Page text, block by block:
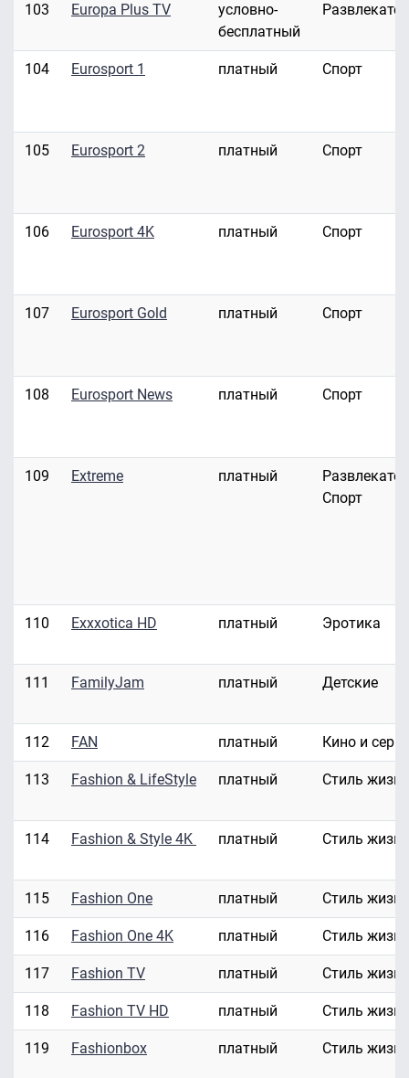
103 Europa Plus TV
условно-
бесплатный
104 Eurosport 1 платный Спорт
105 Eurosport 2 платный Спорт
106 Eurosport 4K платный Спорт
107 Eurosport Gold платный Спорт
108 Eurosport News платный Спорт
109 Extreme платный
Спорт
110 Exxxotica HD платный Эротика
111 FamilyJam платный Детские
112 FAN платный Кино и
113 Fashion & LifeStyle платный Стиль жизни
114 Fashion & Style 4K платный Стиль жизни
115 Fashion One платный Стиль жизни
116 Fashion One 4K платный Стиль жизни
117 Fashion TV платный Стиль жизни
118 Fashion TV HD платный Стиль жизни
119 Fashionbox платный Стиль жизни